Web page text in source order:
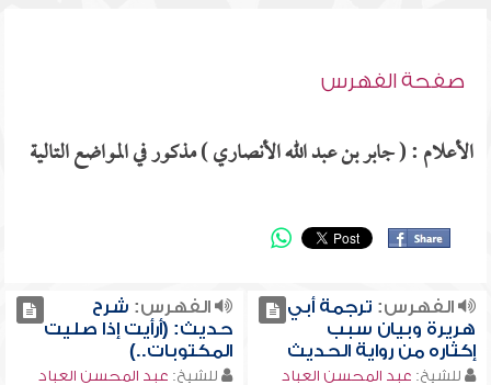
صفحة الفهرس
الأعلام : ( جابر بن عبد الله الأنصاري ) مذكور في المواضع التالية
الفهرس: ترجمة أبي
هريرة وبيان سبب
إكثاره من رواية الحديث
للشيخ: عبد المحسن العباد
الفهرس: شرح
حديث: (أرأيت إذا صليت
المكتوبات..)
للشيخ: عبد المحسن العباد